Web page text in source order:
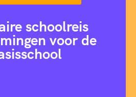
schoolreis
voor de